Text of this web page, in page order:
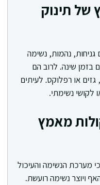
של תינוק
נהמות, נשימה
בזמן שינה. לרוב הם
או רפלוקס. לעיתים
לקושי נשימתי.
מאמץ
מערכת הנשימה והעיכול
ויוצר נשימה רועשת.